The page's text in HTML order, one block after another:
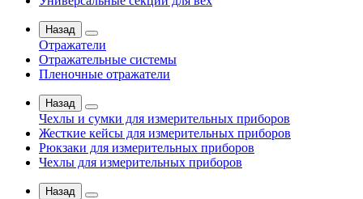
Назад
Отражатели
Отражательные системы
Пленочные отражатели
Назад
Чехлы и сумки для измерительных приборов
Жесткие кейсы для измерительных приборов
Рюкзаки для измерительных приборов
Чехлы для измерительных приборов
Назад